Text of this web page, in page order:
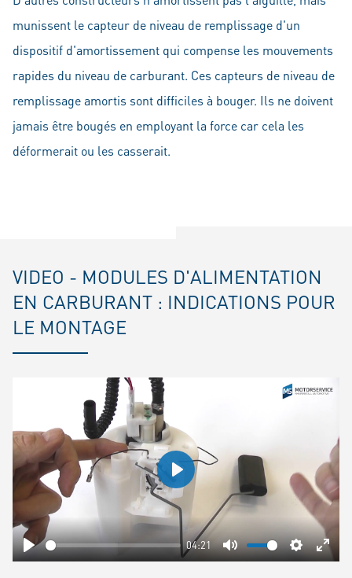
munissent le capteur de niveau de remplissage d'un
dispositif d'amortissement qui compense les mouvements
rapides du niveau de carburant. Ces capteurs de niveau de
remplissage amortis sont difficiles à bouger. Ils ne doivent
jamais être bougés en employant la force car cela les
déformerait ou les casserait.
VIDEO - MODULES D'ALIMENTATION
EN CARBURANT : INDICATIONS POUR
LE MONTAGE
Play
04:21
Mute Settings
Play